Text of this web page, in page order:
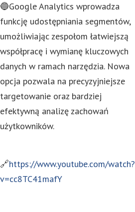
🔵Google Analytics wprowadza
funkcję udostępniania segmentów,
umożliwiając zespołom łatwiejszą
współpracę i wymianę kluczowych
danych w ramach narzędzia. Nowa
opcja pozwala na precyzyjniejsze
targetowanie oraz bardziej
efektywną analizę zachowań
użytkowników.
🔗https://www.youtube.com/watch?
v=cc8TC41mafY